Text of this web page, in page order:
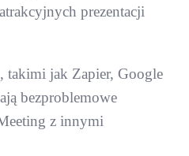
prezentacji
takimi jak Zapier, Google
bezproblemowe
z innymi